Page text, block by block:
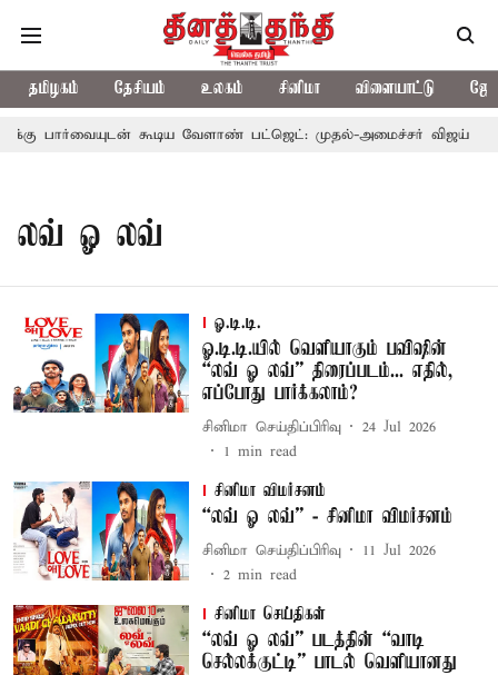
தமிழகம் தேசியம் உலகம் சினிமா விளையாட்டு
பார்வையுடன் கூடிய வேளாண் பட்ஜெட்: முதல்-அமைச்சர் விஜய்
லவ் ஓ லவ்
ஓ.டி.டி.
ஓ.டி.டி.யில் வெளியாகும் பவிஷின்
“லவ் ஓ லவ்” திரைப்படம்... எதில்,
எப்போது பார்க்கலாம்?
சினிமா செய்திப்பிரிவு
24 Jul 2026
1 min read
சினிமா விமர்சனம்
“லவ் ஓ லவ்” - சினிமா விமர்சனம்
சினிமா செய்திப்பிரிவு
11 Jul 2026
2 min read
சினிமா செய்திகள்
“லவ் ஓ லவ்” படத்தின் “வாடி
செல்லக்குட்டி” பாடல் வெளியானது